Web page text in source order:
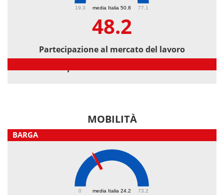
media Italia 50.8
19.3 77.1
48.2
Partecipazione al mercato del lavoro
MOBILITÀ
BARGA
media Italia 24.2
0 73.2